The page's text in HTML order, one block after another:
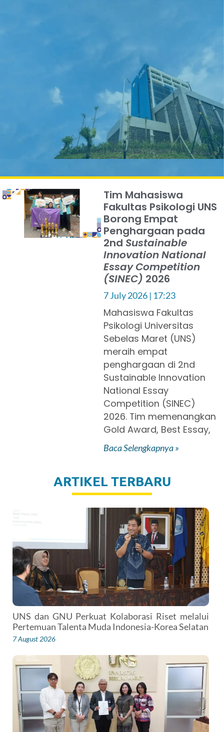
Tim Mahasiswa
Fakultas Psikologi UNS
Borong Empat
Penghargaan pada
2nd Sustainable
Innovation National
Essay Competition
(SINEC) 2026
7 July 2026 17:23
Mahasiswa Fakultas
Psikologi Universitas
Sebelas Maret (UNS)
meraih empat
penghargaan di 2nd
Sustainable Innovation
National Essay
Competition (SINEC)
2026. Tim memenangkan
Gold Award, Best Essay,
Baca Selengkapnya »
ARTIKEL TERBARU
UNS dan GNU Perkuat Kolaborasi Riset melalui
Pertemuan Talenta Muda Indonesia-Korea Selatan
7 August 2026